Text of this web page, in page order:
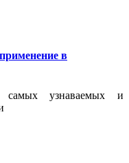
в
узнаваемых и